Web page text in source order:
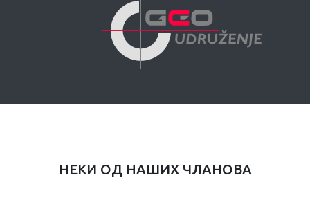
НЕКИ ОД НАШИХ ЧЛАНОВА